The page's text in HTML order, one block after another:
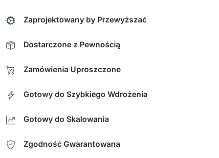
Zaprojektowany by Przewyższać
Dostarczone z Pewnością
Zamówienia Uproszczone
Gotowy do Szybkiego Wdrożenia
Gotowy do Skalowania
Zgodność Gwarantowana